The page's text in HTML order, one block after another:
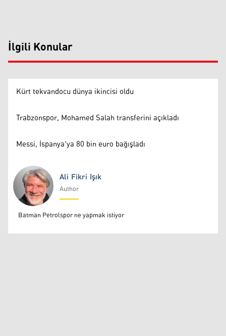
İlgili Konular
Kürt tekvandocu dünya ikincisi oldu
Trabzonspor, Mohamed Salah transferini açıkladı
Messi, İspanya'ya 80 bin euro bağışladı
Ali Fikri Işık
Ali Fikri Işık
Author
Batman Petrolspor ne yapmak istiyor